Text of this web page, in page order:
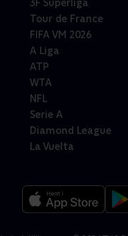
3F Superliga
Tour de France
FIFA VM 2026
A Liga
ATP
WTA
NFL
Serie A
Diamond League
La Vuelta